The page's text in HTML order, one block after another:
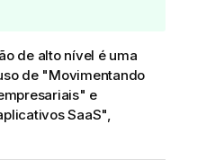
de alto nível é uma
de "Movimentando
e
SaaS",